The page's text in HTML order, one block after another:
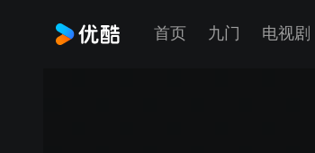
首页 九门 电视剧